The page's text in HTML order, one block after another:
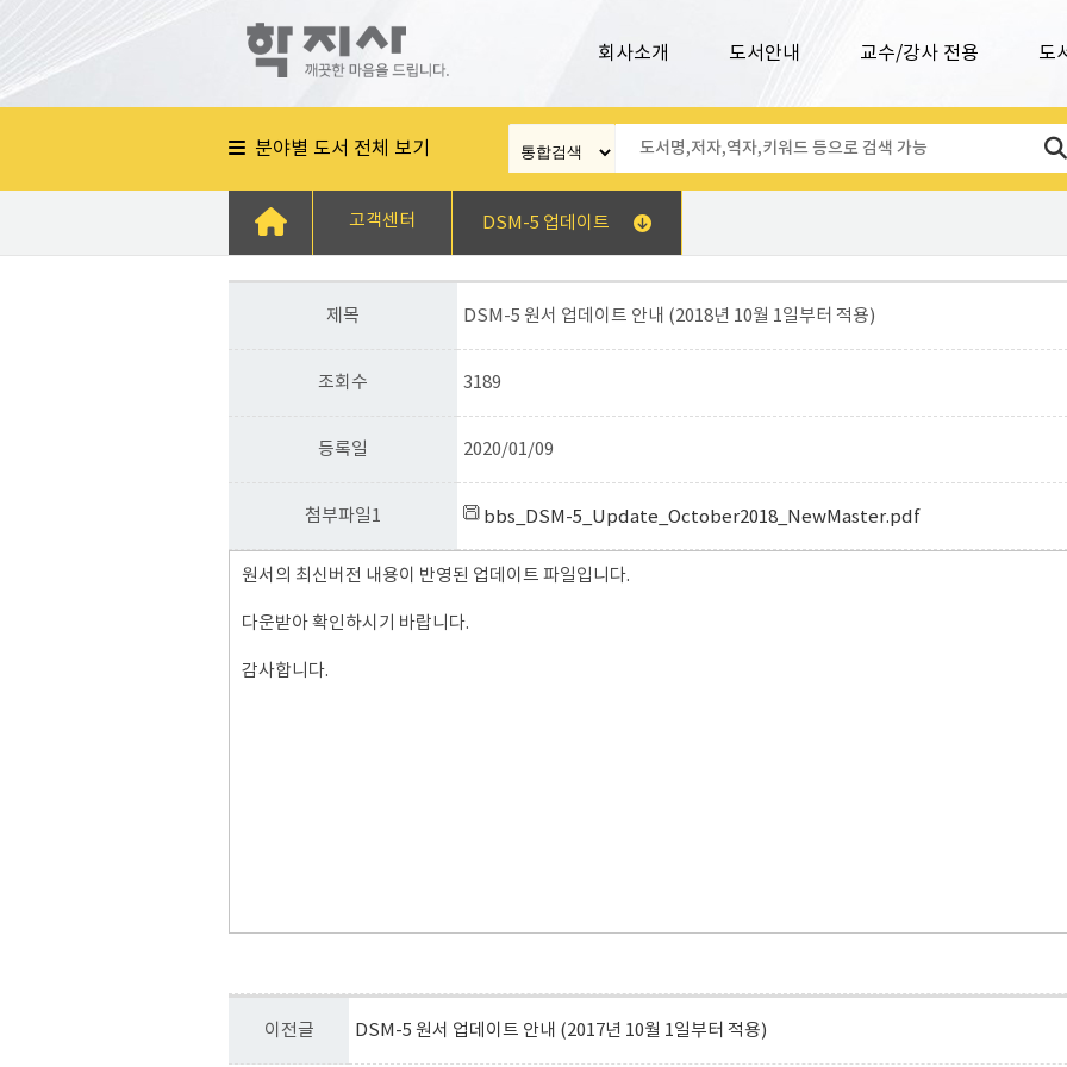
회사소개 도서안내 교수/강사 전용 도
분야별 도서 전체 보기
고객센터 DSM-5 업데이트
제목 DSM-5 원서 업데이트 안내 (2018년 10월 1일부터 적용)
조회수 3189
등록일 2020/01/09
첨부파일1 bbs_DSM-5_Update_October2018_NewMaster.pdf
원서의 최신버전 내용이 반영된 업데이트 파일입니다.
다운받아 확인하시기 바랍니다.
감사합니다.
이전글 DSM-5 원서 업데이트 안내 (2017년 10월 1일부터 적용)